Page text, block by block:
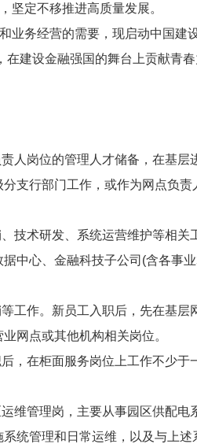
坚定不移推进高质量发展。
务经营的需要，现启动中国建
建设金融强国的舞台上贡献青春
岗位的管理人才储备，在基层
支行部门工作，或作为网点负责
术研发、系统运营维护等相关
中心、金融科技子公司(含各事
作。新员工入职后，先在基层
网点或其他机构相关岗位。
在柜面服务岗位上工作不少于
管理岗，主要从事园区供配电
统管理和日常运维，以及与上述